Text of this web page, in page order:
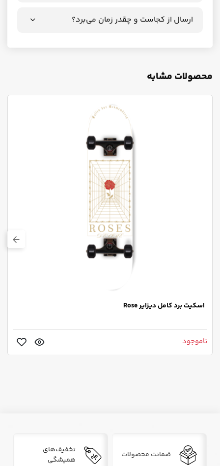
ارسال از کجاست و چقدر زمان می‌برد؟
محصولات مشابه
اسکیت برد کامل دیزایر Rose
ناموجود
ضمانت محصولات
تخفیف‌های
همیشگی